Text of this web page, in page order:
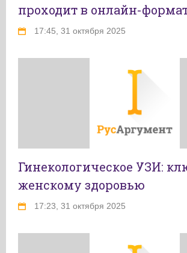
проходит в онлайн-
17:45, 31 октября 2025
Гинекологическое УЗИ:
женскому здоровью
17:23, 31 октября 2025